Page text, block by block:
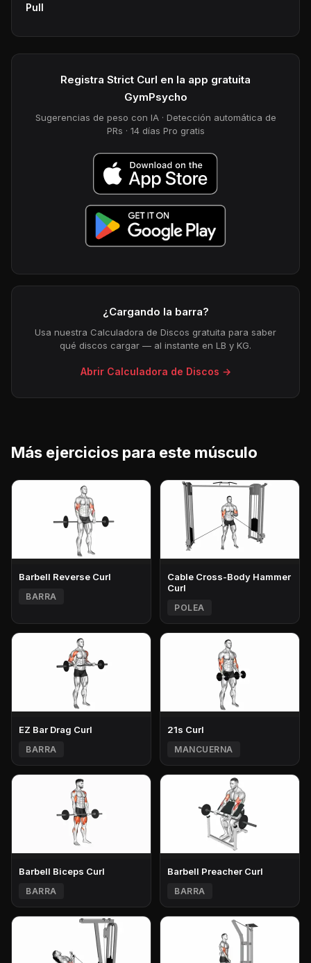
Pull
Registra Strict Curl en la app gratuita
GymPsycho
Sugerencias de peso con IA · Detección automática de
PRs · 14 días Pro gratis
¿Cargando la barra?
Usa nuestra Calculadora de Discos gratuita para saber
qué discos cargar — al instante en LB y KG.
Abrir Calculadora de Discos →
Más ejercicios para este músculo
Barbell Reverse Curl
BARRA
Cable Cross-Body Hammer
Curl
POLEA
EZ Bar Drag Curl
BARRA
21s Curl
MANCUERNA
Barbell Biceps Curl
BARRA
Barbell Preacher Curl
BARRA